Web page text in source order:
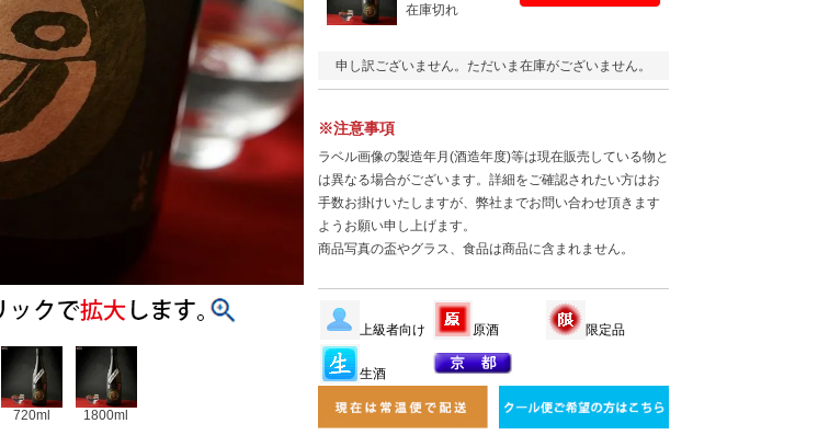
720ml 1800ml
在庫切れ
申し訳ございません。ただいま在庫がございません。
※注意事項
ラベル画像の製造年月(酒造年度)等は現在販売している物と
は異なる場合がございます。詳細をご確認されたい方はお
手数お掛けいたしますが、弊社までお問い合わせ頂きます
ようお願い申し上げます。
商品写真の盃やグラス、食品は商品に含まれません。
上級者向け 原酒 限定品
生酒